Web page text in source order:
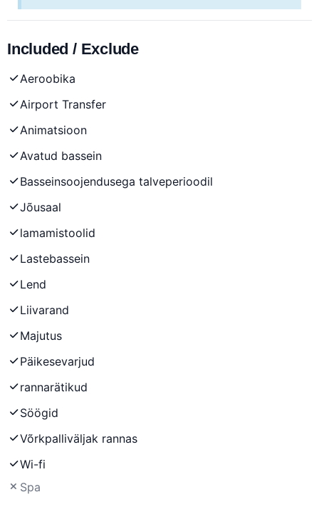
Included / Exclude
Aeroobika
Airport Transfer
Animatsioon
Avatud bassein
Basseinsoojendusega talveperioodil
Jõusaal
lamamistoolid
Lastebassein
Lend
Liivarand
Majutus
Päikesevarjud
rannarätikud
Söögid
Võrkpalliväljak rannas
Wi-fi
Spa